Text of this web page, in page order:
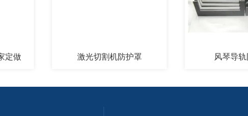
激光切割机防护罩 风琴导轨防护罩